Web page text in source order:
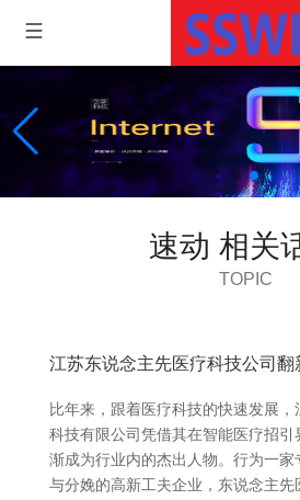
速动 相关
TOPIC
江苏东说念主先医疗科技公司翻
比年来，跟着医疗科技的快速发展
科技有限公司凭借其在智能医疗招
渐成为行业内的杰出人物。行为一
与分娩的高新工夫企业，东说念主先